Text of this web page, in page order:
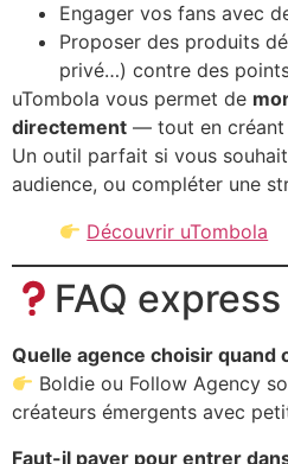
Engager vos fans avec
Proposer des produits
privé…) contre des
uTombola vous permet de
directement — tout en créant
Un outil parfait si vous
audience, ou compléter une
Découvrir uTombola
FAQ express
Quelle agence choisir quand
Boldie ou Follow Agency
créateurs émergents avec
Faut-il payer pour entrer